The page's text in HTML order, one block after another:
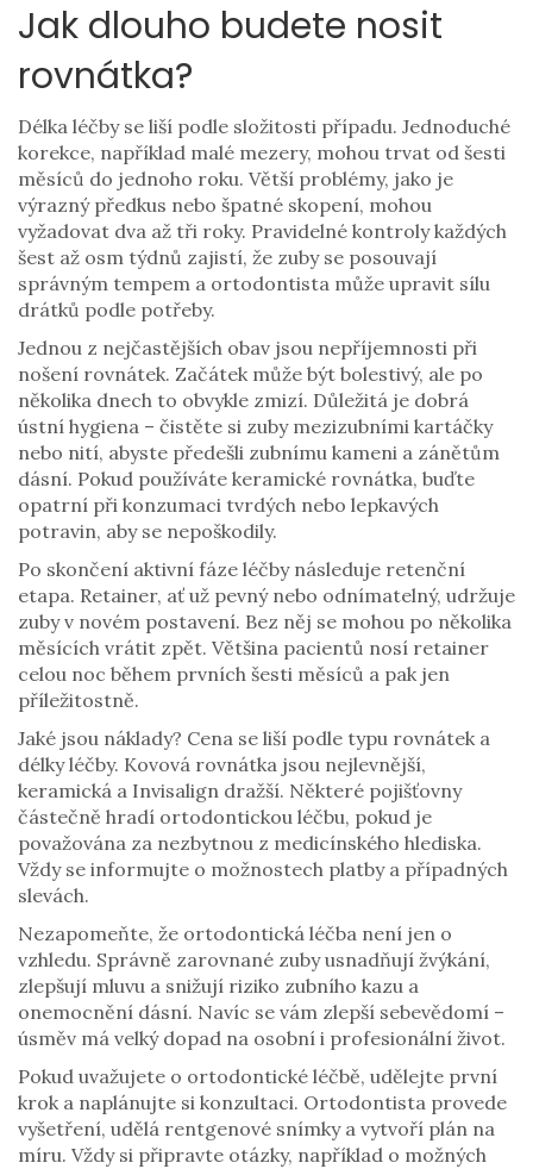
Jak dlouho budete nosit
rovnátka?
Délka léčby se liší podle složitosti případu. Jednoduché
korekce, například malé mezery, mohou trvat od šesti
měsíců do jednoho roku. Větší problémy, jako je
výrazný předkus nebo špatné skopení, mohou
vyžadovat dva až tři roky. Pravidelné kontroly každých
šest až osm týdnů zajistí, že zuby se posouvají
správným tempem a ortodontista může upravit sílu
drátků podle potřeby.
Jednou z nejčastějších obav jsou nepříjemnosti při
nošení rovnátek. Začátek může být bolestivý, ale po
několika dnech to obvykle zmizí. Důležitá je dobrá
ústní hygiena – čistěte si zuby mezizubními kartáčky
nebo nití, abyste předešli zubnímu kameni a zánětům
dásní. Pokud používáte keramické rovnátka, buďte
opatrní při konzumaci tvrdých nebo lepkavých
potravin, aby se nepoškodily.
Po skončení aktivní fáze léčby následuje retenční
etapa. Retainer, ať už pevný nebo odnímatelný, udržuje
zuby v novém postavení. Bez něj se mohou po několika
měsících vrátit zpět. Většina pacientů nosí retainer
celou noc během prvních šesti měsíců a pak jen
příležitostně.
Jaké jsou náklady? Cena se liší podle typu rovnátek a
délky léčby. Kovová rovnátka jsou nejlevnější,
keramická a Invisalign dražší. Některé pojišťovny
částečně hradí ortodontickou léčbu, pokud je
považována za nezbytnou z medicínského hlediska.
Vždy se informujte o možnostech platby a případných
slevách.
Nezapomeňte, že ortodontická léčba není jen o
vzhledu. Správně zarovnané zuby usnadňují žvýkání,
zlepšují mluvu a snižují riziko zubního kazu a
onemocnění dásní. Navíc se vám zlepší sebevědomí –
úsměv má velký dopad na osobní i profesionální život.
Pokud uvažujete o ortodontické léčbě, udělejte první
krok a naplánujte si konzultaci. Ortodontista provede
vyšetření, udělá rentgenové snímky a vytvoří plán na
míru. Vždy si připravte otázky, například o možných